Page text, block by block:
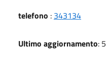
telefono : 343134
Ultimo aggiornamento: